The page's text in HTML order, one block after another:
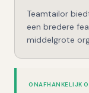
Teamtailor
een bredere
middelgrote
ONAFHANKELIJK